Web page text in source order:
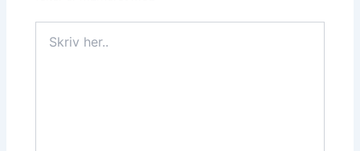
her..